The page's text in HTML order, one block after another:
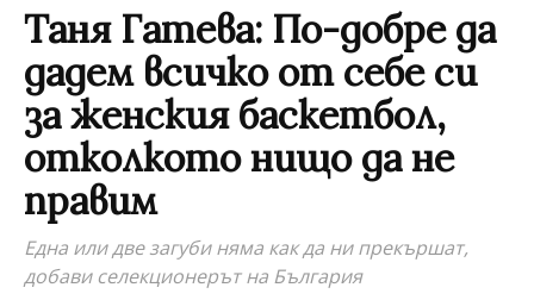
Таня Гатева: По-добре да
дадем всичко от себе си
за женския баскетбол,
отколкото нищо да не
правим
Една или две загуби няма как да ни прекършат,
добави селекционерът на България